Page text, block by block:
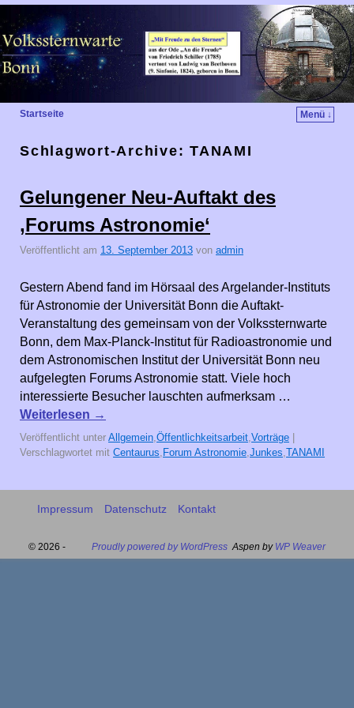
Startseite Menü ↓
Schlagwort-Archive:TANAMI
Gelungener Neu-Auftakt des
‚Forums Astronomie‘
Veröffentlicht am 13. September 2013 von admin
Gestern Abend fand im Hörsaal des Argelander-Instituts
für Astronomie der Universität Bonn die Auftakt-
Veranstaltung des gemeinsam von der Volkssternwarte
Bonn, dem Max-Planck-Institut für Radioastronomie und
dem Astronomischen Institut der Universität Bonn neu
aufgelegten Forums Astronomie statt. Viele hoch
interessierte Besucher lauschten aufmerksam …
Weiterlesen →
Veröffentlicht unter Allgemein,Öffentlichkeitsarbeit,Vorträge
Verschlagwortet mit Centaurus, Forum Astronomie,Junkes,TANAMI
Impressum Datenschutz Kontakt
© 2026 - Proudly powered by WordPress Aspen by WP Weaver